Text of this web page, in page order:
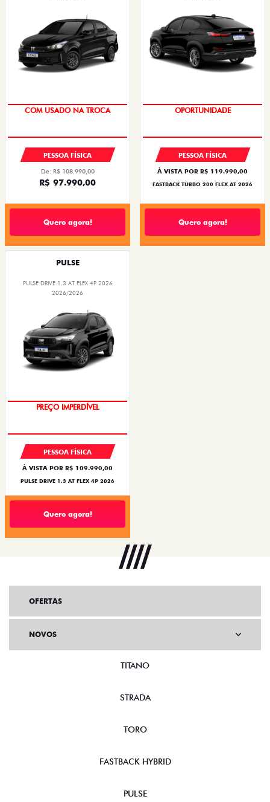
COM USADO NA TROCA
PESSOA FÍSICA
De: R$ 108.990,00
R$ 97.990,00
Quero agora!
OPORTUNIDADE
PESSOA FÍSICA
À VISTA POR R$ 119.990,00
FASTBACK TURBO 200 FLEX AT 2026
Quero agora!
PULSE
PULSE DRIVE 1.3 AT FLEX 4P 2026
2026/2026
PREÇO IMPERDÍVEL
PESSOA FÍSICA
À VISTA POR R$ 109.990,00
PULSE DRIVE 1.3 AT FLEX 4P 2026
Quero agora!
OFERTAS
NOVOS
TITANO
STRADA
TORO
FASTBACK HYBRID
PULSE